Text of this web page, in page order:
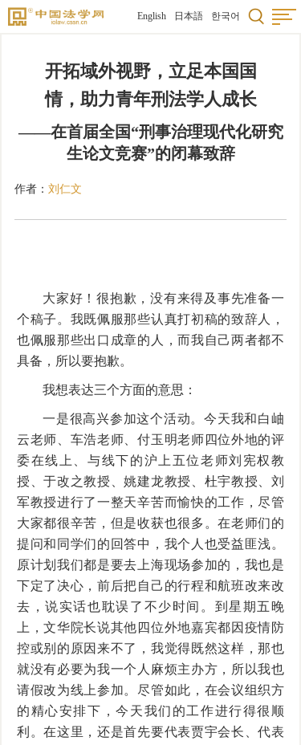
English 日本語 한국어
开拓域外视野，立足本国国
情，助力青年刑法学人成长
——在首届全国“刑事治理现代化研究
生论文竞赛”的闭幕致辞
作者： 刘仁文
大家好！很抱歉，没有来得及事先准备一
个稿子。我既佩服那些认真打初稿的致辞人，
也佩服那些出口成章的人，而我自己两者都不
具备，所以要抱歉。
我想表达三个方面的意思：
一是很高兴参加这个活动。今天我和白岫
云老师、车浩老师、付玉明老师四位外地的评
委在线上、与线下的沪上五位老师刘宪权教
授、于改之教授、姚建龙教授、杜宇教授、刘
军教授进行了一整天辛苦而愉快的工作，尽管
大家都很辛苦，但是收获也很多。在老师们的
提问和同学们的回答中，我个人也受益匪浅。
原计划我们都是要去上海现场参加的，我也是
下定了决心，前后把自己的行程和航班改来改
去，说实话也耽误了不少时间。到星期五晚
上，文华院长说其他四位外地嘉宾都因疫情防
控或别的原因来不了，我觉得既然这样，那也
就没有必要为我一个人麻烦主办方，所以我也
请假改为线上参加。尽管如此，在会议组织方
的精心安排下，今天我们的工作进行得很顺
利。在这里，还是首先要代表贾宇会长、代表